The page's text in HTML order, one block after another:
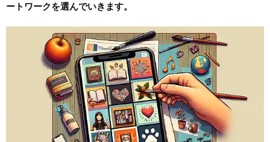
ートワークを選んでいきます。